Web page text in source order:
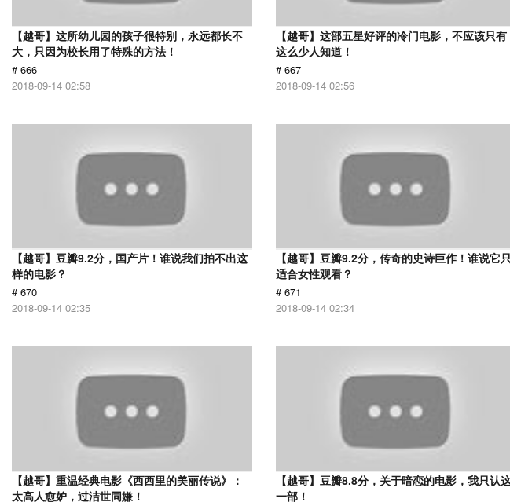
【越哥】这所幼儿园的孩子很特别，永远都长不
大，只因为校长用了特殊的方法！
# 666
2018-09-14 02:58
【越哥】这部五星好评的冷门电影，不应该只有
这么少人知道！
# 667
2018-09-14 02:56
【越哥】豆瓣9.2分，国产片！谁说我们拍不出这
样的电影？
# 670
2018-09-14 02:35
【越哥】豆瓣9.2分，传奇的史诗巨作！谁说它只
适合女性观看？
# 671
2018-09-14 02:34
【越哥】重温经典电影《西西里的美丽传说》：
太高人愈妒，过洁世同嫌！
【越哥】豆瓣8.8分，关于暗恋的电影，我只认
一部！